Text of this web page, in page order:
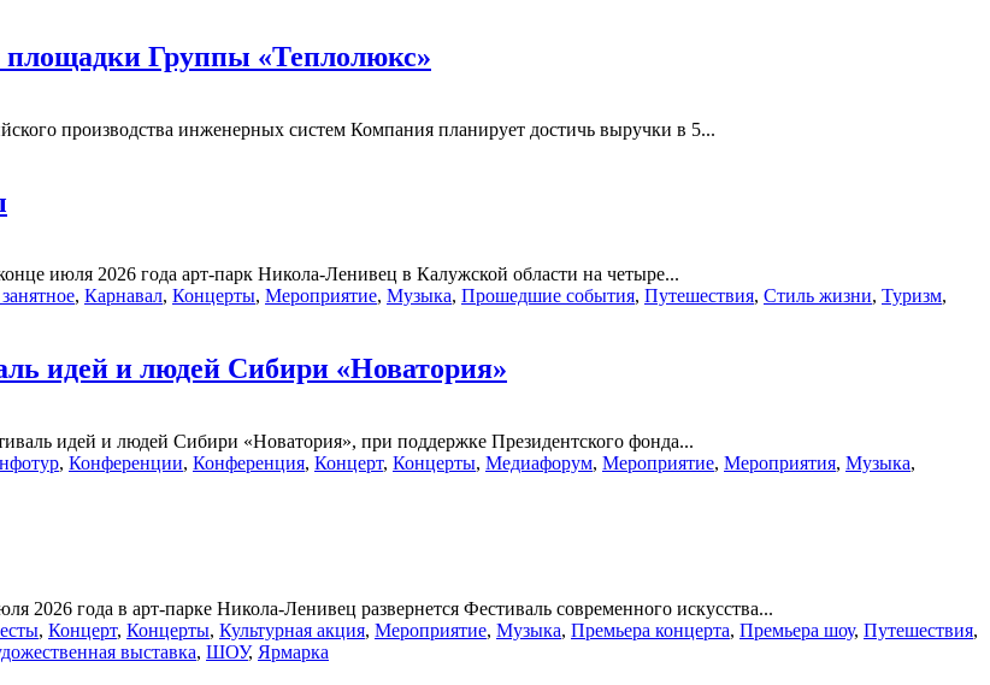
площадки Группы «Теплолюкс»
производства инженерных систем Компания планирует достичь выручки в 5...
июля 2026 года арт-парк Никола-Ленивец в Калужской области на четыре...
, Карнавал, Концерты, Мероприятие, Музыка, Прошедшие события, Путешествия, Стиль жизни, Туризм,
идей и людей Сибири «Новатория»
идей и людей Сибири «Новатория», при поддержке Президентского фонда...
, Конференции, Конференция, Концерт, Концерты, Медиафорум, Мероприятие, Мероприятия, Музыка,
года в арт-парке Никола-Ленивец развернется Фестиваль современного искусства...
, Концерт, Концерты, Культурная акция, Мероприятие, Музыка, Премьера концерта, Премьера шоу, Путешествия,
выставка, ШОУ, Ярмарка